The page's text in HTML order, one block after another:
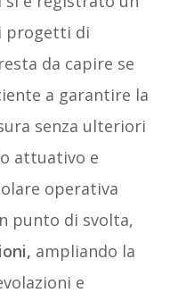
progetti di
da capire se
a garantire la
senza ulteriori
attuativo e
operativa
punto di svolta,
ampliando la
e